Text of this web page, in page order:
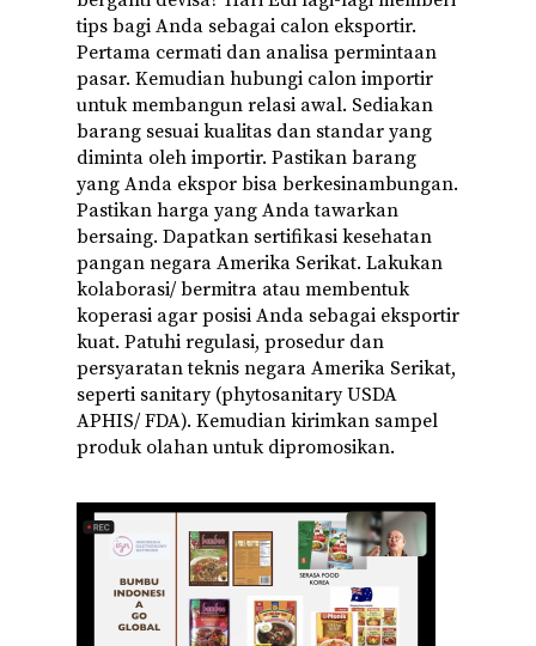
tips bagi Anda sebagai calon eksportir.
Pertama cermati dan analisa permintaan
pasar. Kemudian hubungi calon importir
untuk membangun relasi awal. Sediakan
barang sesuai kualitas dan standar yang
diminta oleh importir. Pastikan barang
yang Anda ekspor bisa berkesinambungan.
Pastikan harga yang Anda tawarkan
bersaing. Dapatkan sertifikasi kesehatan
pangan negara Amerika Serikat. Lakukan
kolaborasi/ bermitra atau membentuk
koperasi agar posisi Anda sebagai eksportir
kuat. Patuhi regulasi, prosedur dan
persyaratan teknis negara Amerika Serikat,
seperti sanitary (phytosanitary USDA
APHIS/ FDA). Kemudian kirimkan sampel
produk olahan untuk dipromosikan.